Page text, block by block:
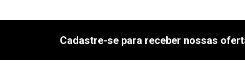
Cadastre-se para receber nossas